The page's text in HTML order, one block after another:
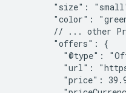
"size":
"color":
// ... other
        "offers": {
"@type":
"url":
"price":